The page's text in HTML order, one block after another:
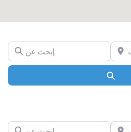
إبحث عن بقرب
إبحث عن بقرب